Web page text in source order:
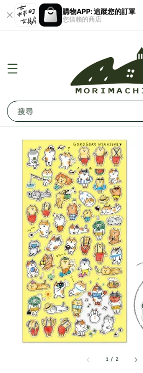
購物APP: 追蹤您的訂單
您信賴的商店
搜尋
1 / 2